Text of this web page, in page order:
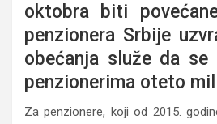
oktobra biti
penzionera Srbije
obećanja služe da
penzionerima oteto
Za penzionere, koji od 2015.